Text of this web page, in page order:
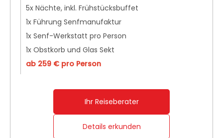
5x Nächte, inkl. Frühstücksbuffet
1x Führung Senfmanufaktur
1x Senf-Werkstatt pro Person
1x Obstkorb und Glas Sekt
ab 259 € pro Person
Ihr Reiseberater
Details erkunden